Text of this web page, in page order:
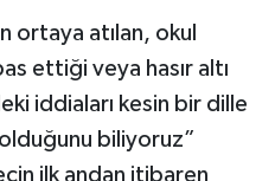
ortaya atılan, okul
ettiği veya hasır altı
iddiaları kesin bir dille
biliyoruz”
ilk andan itibaren